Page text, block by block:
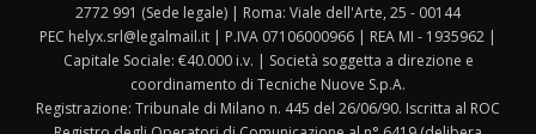
2772 991 (Sede legale) | Roma: Viale dell'Arte, 25 - 00144
PEC helyx.srl@legalmail.it | P.IVA 07106000966 | REA MI - 1935962 |
Capitale Sociale: €40.000 i.v. | Società soggetta a direzione e
coordinamento di Tecniche Nuove S.p.A.
Registrazione: Tribunale di Milano n. 445 del 26/06/90. Iscritta al ROC